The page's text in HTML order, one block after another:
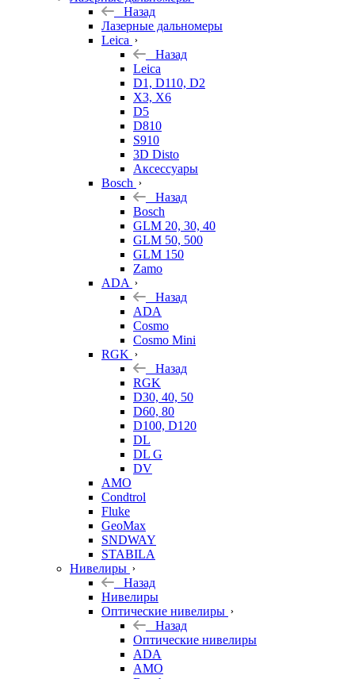
Назад
Лазерные дальномеры
Leica
Назад
Leica
D1, D110, D2
X3, X6
D5
D810
S910
3D Disto
Аксессуары
Bosch
Назад
Bosch
GLM 20, 30, 40
GLM 50, 500
GLM 150
Zamo
ADA
Назад
ADA
Cosmo
Cosmo Mini
RGK
Назад
RGK
D30, 40, 50
D60, 80
D100, D120
DL
DL G
DV
AMO
Condtrol
Fluke
GeoMax
SNDWAY
STABILA
Нивелиры
Назад
Нивелиры
Оптические нивелиры
Назад
Оптические нивелиры
ADA
AMO